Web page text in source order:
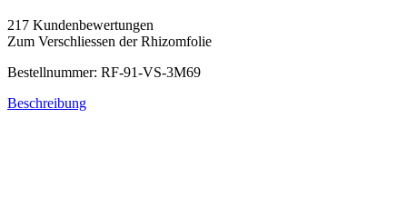
217 Kundenbewertungen
Zum Verschliessen der Rhizomfolie
Bestellnummer: RF-91-VS-3M69
Beschreibung